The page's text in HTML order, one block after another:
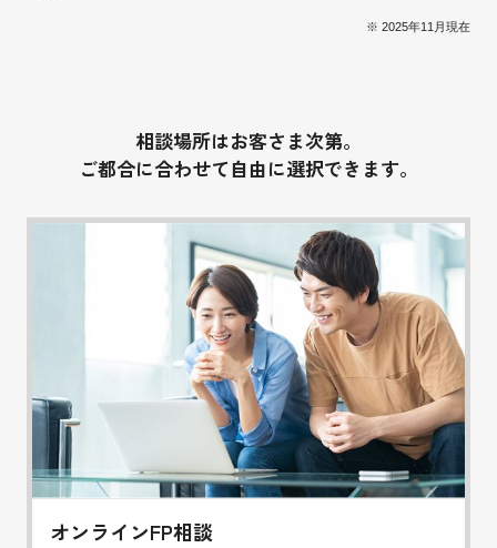
※ 2025年11月現在
相談場所はお客さま次第。
ご都合に合わせて自由に選択できます。
オンラインFP相談